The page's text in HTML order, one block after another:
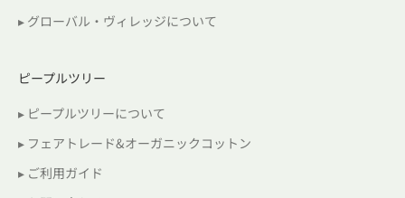
▸ グローバル・ヴィレッジについて
ピープルツリー
▸ ピープルツリーについて
▸ フェアトレード&オーガニックコットン
▸ ご利用ガイド